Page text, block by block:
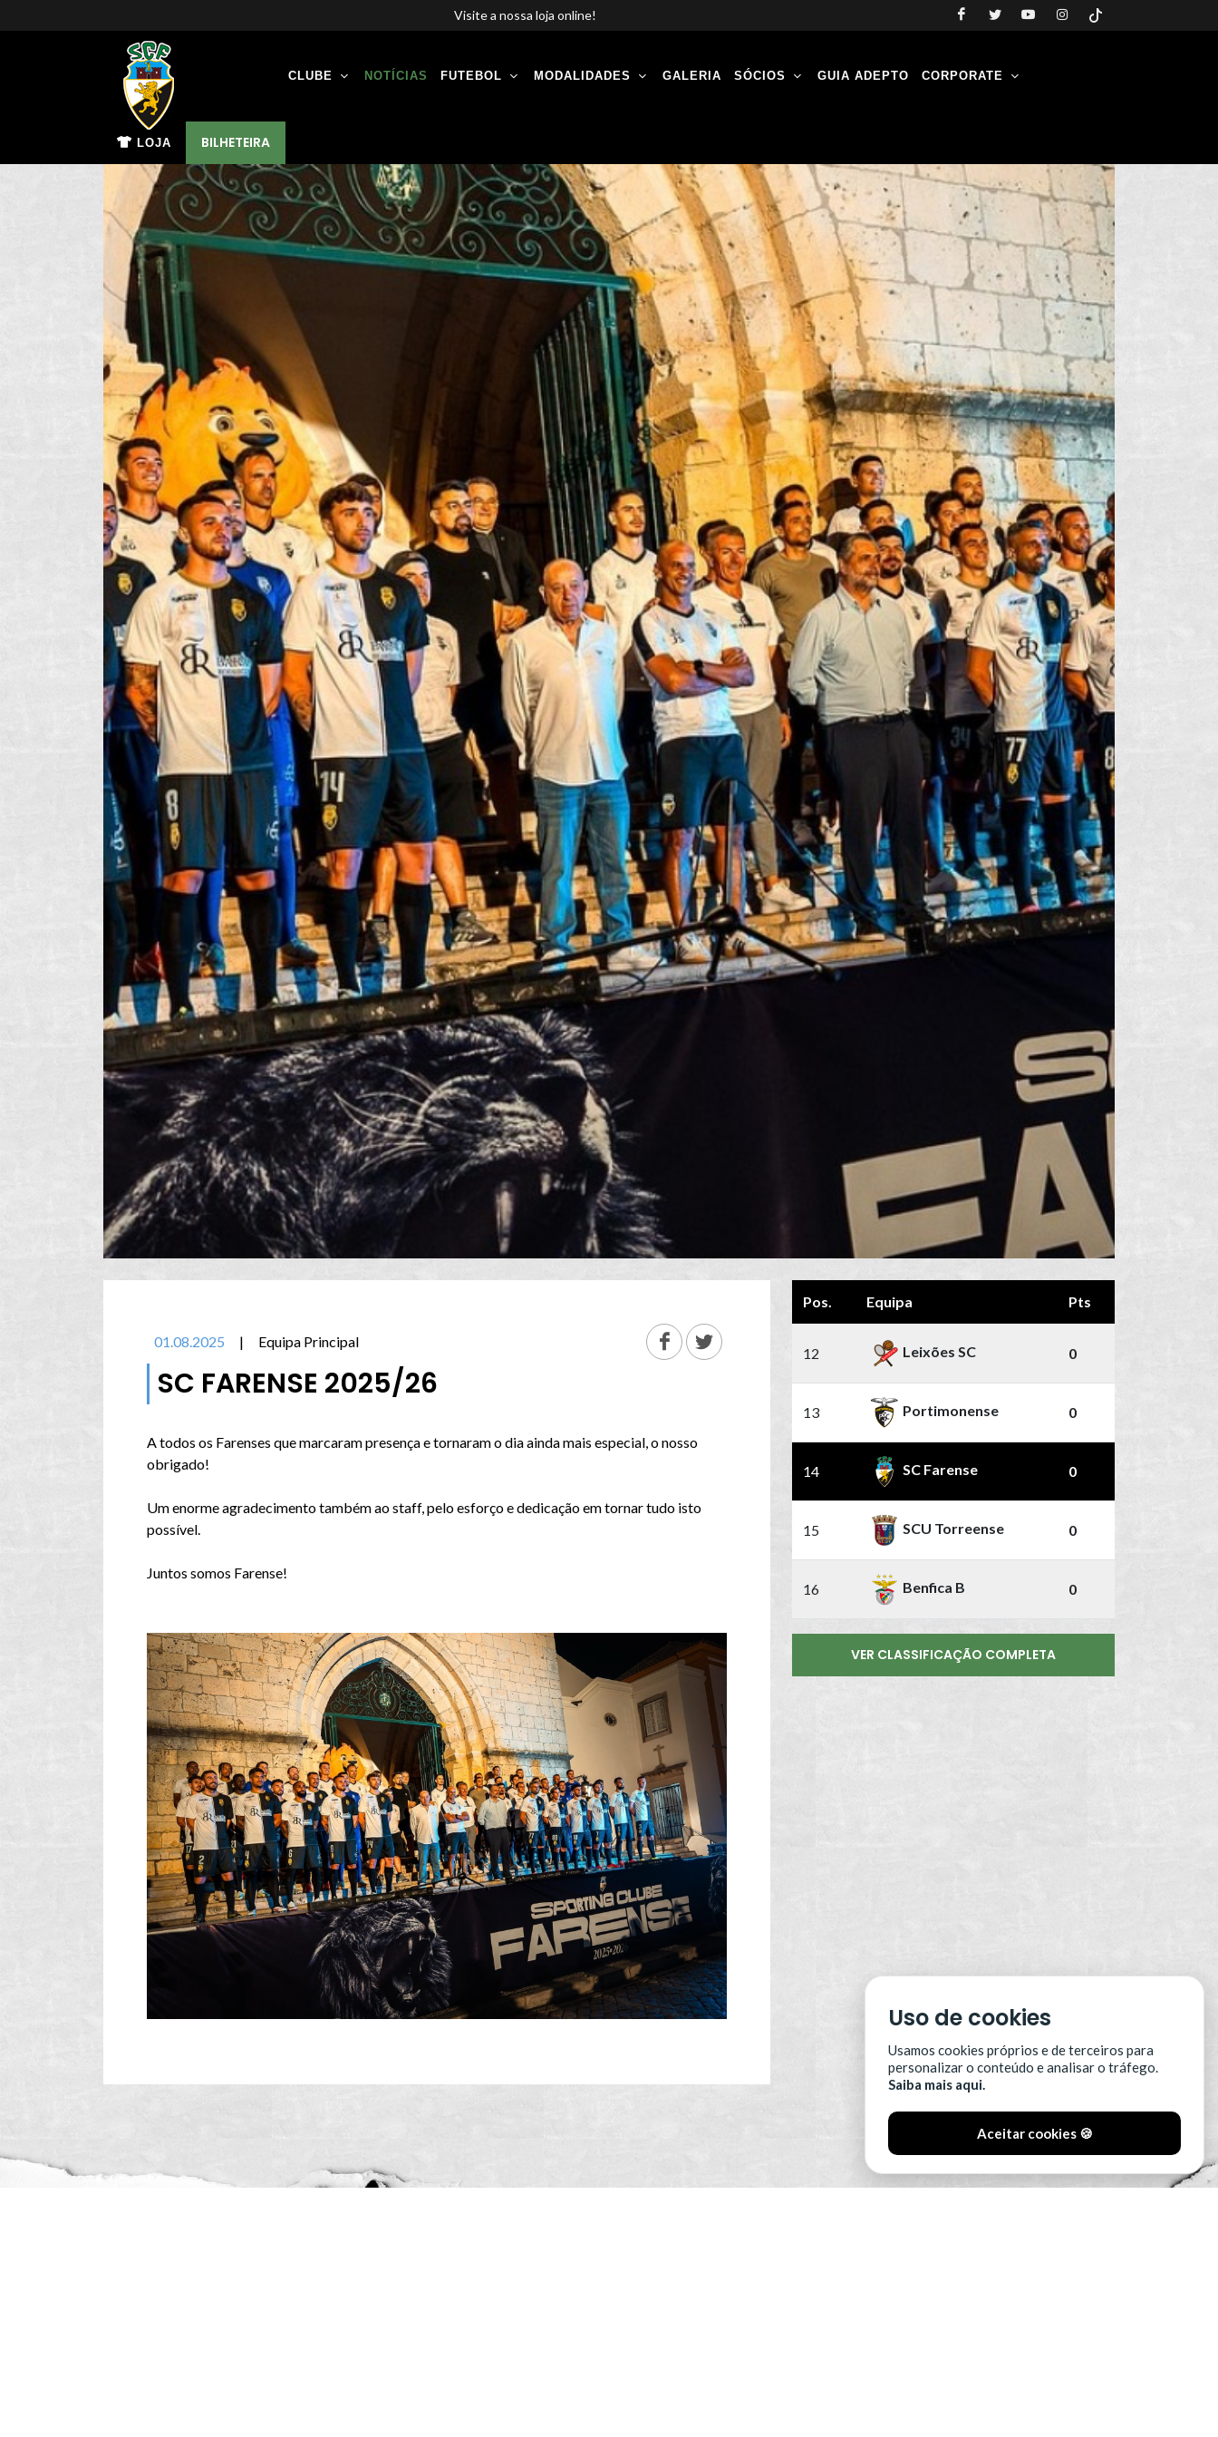
Visite a nossa loja online!
LOJA BILHETEIRA
CLUBE NOTÍCIAS FUTEBOL MODALIDADES GALERIA SÓCIOS GUIA ADEPTO CORPORATE
01.08.2025 | Equipa Principal
SC FARENSE 2025/26
A todos os Farenses que marcaram presença e tornaram o dia ainda mais especial, o nosso
obrigado!
Um enorme agradecimento também ao staff, pelo esforço e dedicação em tornar tudo isto
possível.
Juntos somos Farense!
Pos. Equipa Pts
12 Leixões SC 0
13 Portimonense 0
14 SC Farense 0
15 SCU Torreense 0
16 Benfica B 0
VER CLASSIFICAÇÃO COMPLETA
Uso de cookies
Usamos cookies próprios e de terceiros para
personalizar o conteúdo e analisar o tráfego.
Saiba mais aqui.
Aceitar cookies 🍪